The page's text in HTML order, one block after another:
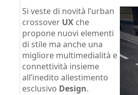
Si veste di novità l’urban
crossover UX che
propone nuovi elementi
di stile ma anche una
migliore multimedialità e
connettività insieme
all’inedito allestimento
esclusivo Design.